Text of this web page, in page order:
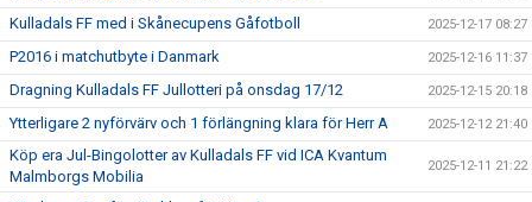
Kulladals FF med i Skånecupens Gåfotboll 2025-12-17 08:27
P2016 i matchutbyte i Danmark 2025-12-16 11:37
Dragning Kulladals FF Jullotteri på onsdag 17/12 2025-12-15 20:18
Ytterligare 2 nyförvärv och 1 förlängning klara för Herr A 2025-12-12 21:40
Köp era Jul-Bingolotter av Kulladals FF vid ICA Kvantum
Malmborgs Mobilia
2025-12-11 21:22